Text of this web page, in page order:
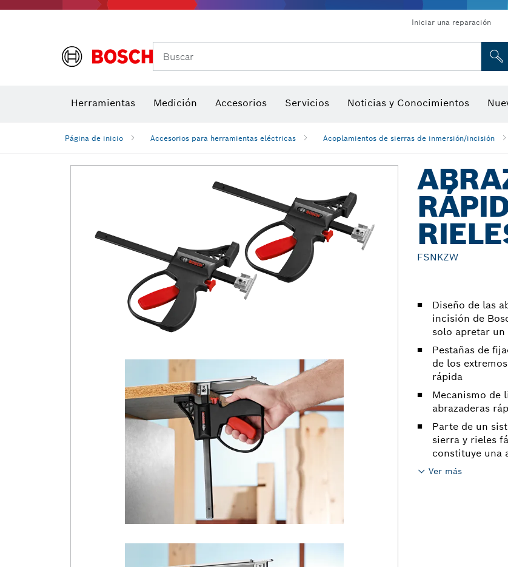
Iniciar una reparación
Buscar
Herramientas Medición Accesorios Servicios Noticias y Conocimientos
Página de inicio Accesorios para herramientas eléctricas Acoplamientos de sierras de inmersión/incisión
FSNKZW
Diseño de las
incisión de
solo apretar
Pestañas de
de los
rápida
Mecanismo de
abrazaderas
Parte de un
sierra y rieles
constituye una
Ver más